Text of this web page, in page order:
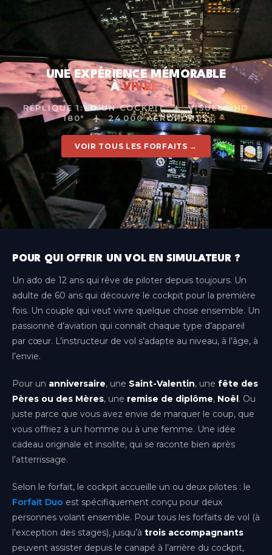
Île-de-France
Île-de-France
Paris-Roissy
Île-de-France
Nouvelle-Aquitaine
Rennes
Bretagne
Toulouse
Occitanie
UNE EXPÉRIENCE MÉMORABLE
ÀVIVRE.
RÉPLIQUE 1:1 D’UN COCKPIT
VISUELS HD
180°
24 000 AÉROPORTS
VOIR TOUS LES FORFAITS →
POUR QUI OFFRIR UN VOL EN SIMULATEUR ?
Un ado de 12 ans qui rêve de piloter depuis toujours. Un
adulte de 60 ans qui découvre le cockpit pour la première
fois. Un couple qui veut vivre quelque chose ensemble. Un
passionné d’aviation qui connaît chaque type d’appareil
par cœur. L’instructeur de vol s’adapte au niveau, à l’âge, à
l’envie.
Pour un anniversaire, une Saint-Valentin, une fête des
Pères ou des Mères, une remise de diplôme, Noël. Ou
juste parce que vous avez envie de marquer le coup, que
vous offriez à un homme ou à une femme. Une idée
cadeau originale et insolite, qui se raconte bien après
l’atterrissage.
Selon le forfait, le cockpit accueille un ou deux pilotes : le
Forfait Duo est spécifiquement conçu pour deux
personnes volant ensemble. Pour tous les forfaits de vol (à
l’exception des stages), jusqu’à trois accompagnants
peuvent assister depuis le canapé à l’arrière du cockpit,